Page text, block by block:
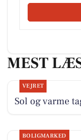
MEST
VEJRET
Sol og varme
BOLIGMARKED